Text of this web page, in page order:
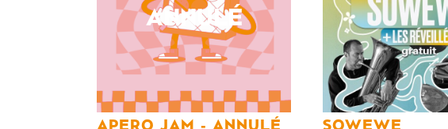
ANNULÉ
APERO JAM - ANNULÉ
SOWEWE